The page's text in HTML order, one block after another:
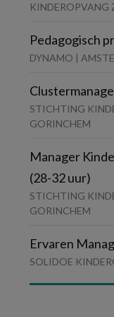
KINDEROPVANG
Pedagogisch
DYNAMO |
STICHTING
GORINCHEM
Manager
(28-32 uur)
STICHTING
GORINCHEM
Ervaren
SOLIDOE